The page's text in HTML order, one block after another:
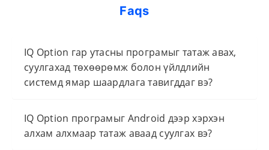
Faqs
IQ Option гар утасны програмыг татаж авах,
суулгахад төхөөрөмж болон үйлдлийн
системд ямар шаардлага тавигддаг вэ?
IQ Option програмыг Android дээр хэрхэн
алхам алхмаар татаж аваад суулгах вэ?